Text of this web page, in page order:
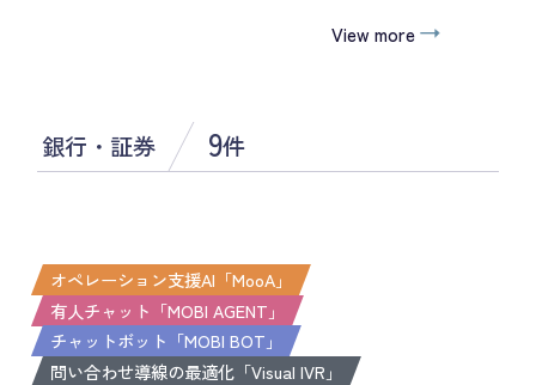
View more
銀行・証券 9件
オペレーション支援AI「MooA」
有人チャット「MOBI AGENT」
チャットボット「MOBI BOT」
問い合わせ導線の最適化「Visual IVR」